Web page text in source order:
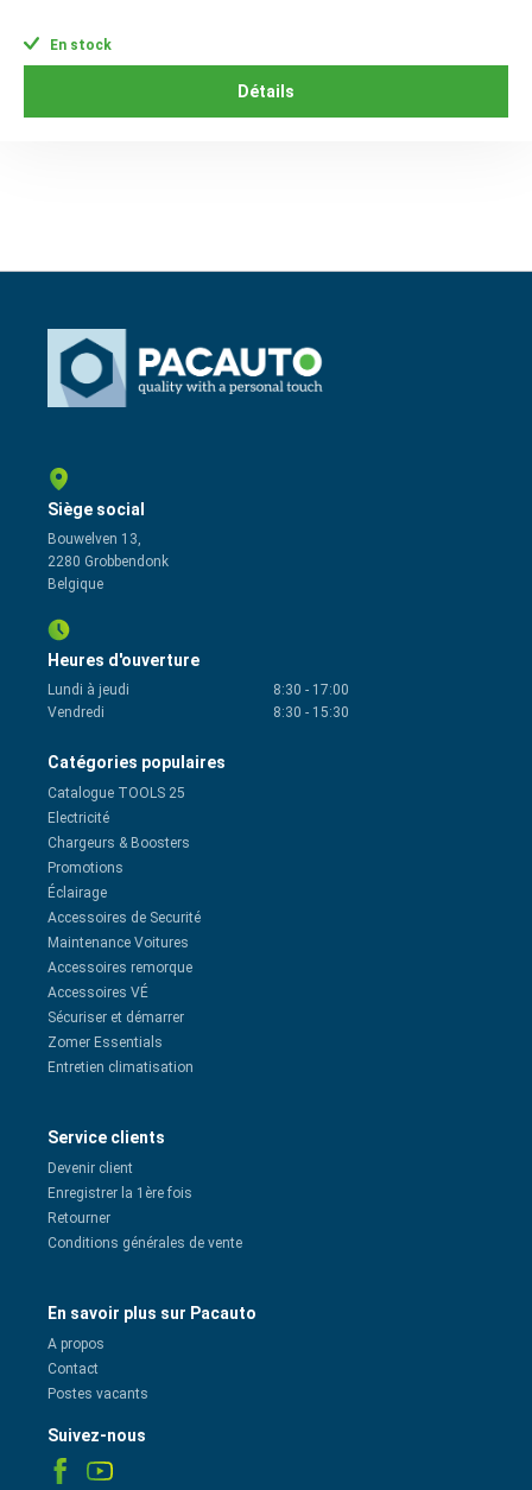
En stock
Détails
Siège social
Bouwelven 13,
2280 Grobbendonk
Belgique
Heures d'ouverture
Lundi à jeudi 8:30 - 17:00
Vendredi
8:30 - 15:30
Catégories populaires
Catalogue TOOLS 25
Electricité
Chargeurs & Boosters
Promotions
Éclairage
Accessoires de Securité
Maintenance Voitures
Accessoires remorque
Accessoires VÉ
Sécuriser et démarrer
Zomer Essentials
Entretien climatisation
Service clients
Devenir client
Enregistrer la 1ère fois
Retourner
Conditions générales de vente
En savoir plus sur Pacauto
A propos
Contact
Postes vacants
Suivez-nous